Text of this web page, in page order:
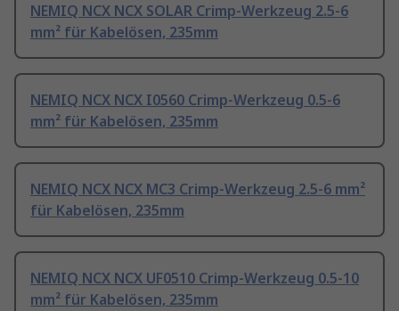
NEMIQ NCX NCX SOLAR Crimp-Werkzeug 2.5-6
mm² für Kabelösen, 235mm
NEMIQ NCX NCX I0560 Crimp-Werkzeug 0.5-6
mm² für Kabelösen, 235mm
NEMIQ NCX NCX MC3 Crimp-Werkzeug 2.5-6 mm²
für Kabelösen, 235mm
NEMIQ NCX NCX UF0510 Crimp-Werkzeug 0.5-10
mm² für Kabelösen, 235mm